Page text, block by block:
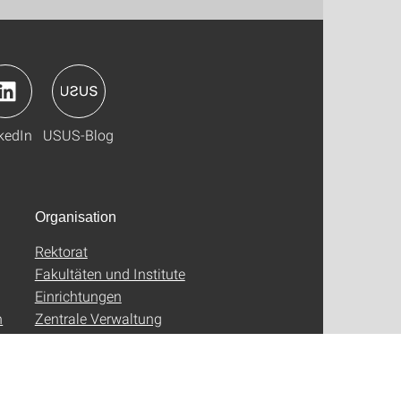
USUS-Blog
Organisation
Rektorat
Fakultäten und Institute
Einrichtungen
Zentrale Verwaltung